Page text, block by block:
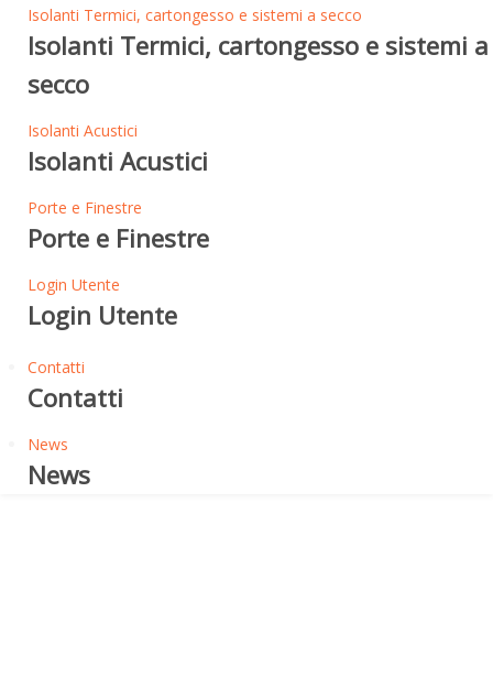
Isolanti Termici, cartongesso e sistemi a secco
Isolanti Termici, cartongesso e sistemi a
secco
Isolanti Acustici
Isolanti Acustici
Porte e Finestre
Porte e Finestre
Login Utente
Login Utente
Contatti
Contatti
News
News